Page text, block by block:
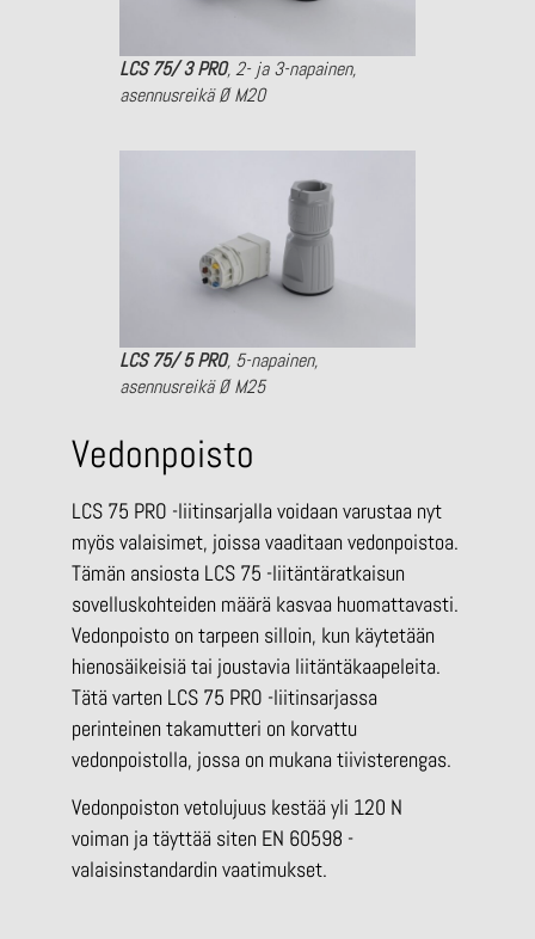
LCS 75/ 3 PRO, 2- ja 3-napainen,
asennusreikä Ø M20
LCS 75/ 5 PRO, 5-napainen,
asennusreikä Ø M25
Vedonpoisto
LCS 75 PRO -liitinsarjalla voidaan varustaa nyt
myös valaisimet, joissa vaaditaan vedonpoistoa.
Tämän ansiosta LCS 75 -liitäntäratkaisun
sovelluskohteiden määrä kasvaa huomattavasti.
Vedonpoisto on tarpeen silloin, kun käytetään
hienosäikeisiä tai joustavia liitäntäkaapeleita.
Tätä varten LCS 75 PRO -liitinsarjassa
perinteinen takamutteri on korvattu
vedonpoistolla, jossa on mukana tiivisterengas.
Vedonpoiston vetolujuus kestää yli 120 N
voiman ja täyttää siten EN 60598 -
valaisinstandardin vaatimukset.